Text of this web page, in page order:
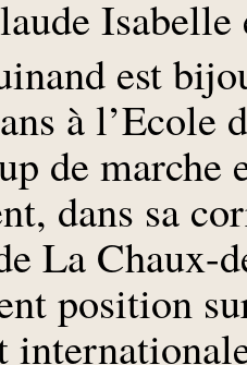
est
à l’Ecole
de marche
dans sa
La Chaux-
position